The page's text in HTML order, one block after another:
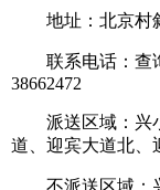
地址：北京村
联系电话：查询
38662472
派送区域：兴小
道、迎宾大道北、
不派送区域：兴